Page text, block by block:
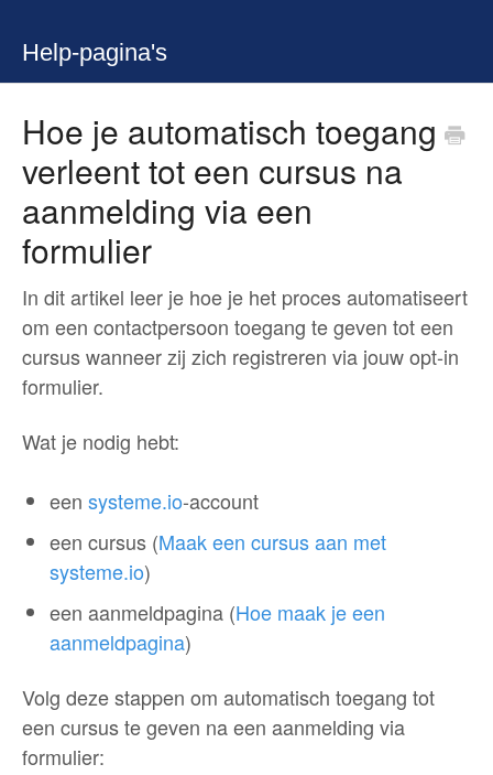
Help-pagina's
Hoe je automatisch toegang
verleent tot een cursus na
aanmelding via een
formulier
In dit artikel leer je hoe je het proces automatiseert
om een contactpersoon toegang te geven tot een
cursus wanneer zij zich registreren via jouw opt-in
formulier.
Wat je nodig hebt:
een systeme.io-account
een cursus (Maak een cursus aan met
systeme.io)
een aanmeldpagina (Hoe maak je een
aanmeldpagina)
Volg deze stappen om automatisch toegang tot
een cursus te geven na een aanmelding via
formulier: